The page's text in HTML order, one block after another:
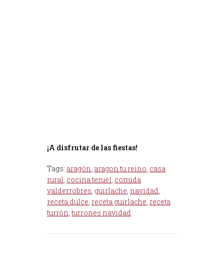
¡A disfrutar de las fiestas!
Tags: aragón, aragon tu reino, casa
rural, cocina teruel, comida
valderrobres, guirlache, navidad,
receta dulce, receta guirlache, receta
turrón,turrones navidad